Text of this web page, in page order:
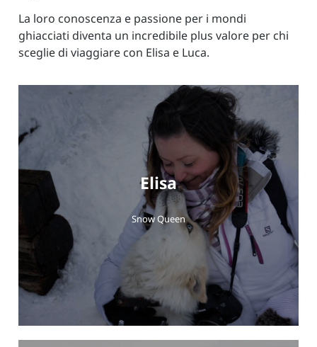
La loro conoscenza e passione per i mondi
ghiacciati diventa un incredibile plus valore per chi
sceglie di viaggiare con Elisa e Luca.
Elisa
Snow Queen